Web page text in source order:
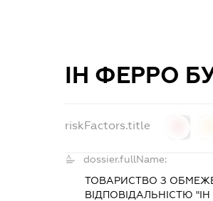
ІН ФЕРРО
riskFactors.title
dossier.fullName:
ТОВАРИСТВО З
ВІДПОВІДАЛЬНІСТЮ